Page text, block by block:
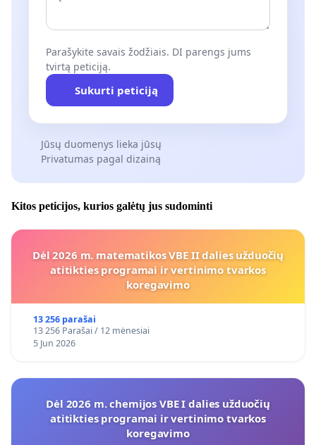
Parašykite savais žodžiais. DI parengs jums
tvirtą peticiją.
Sukurti peticiją
Jūsų duomenys lieka jūsų
Privatumas pagal dizainą
Kitos peticijos, kurios galėtų jus sudominti
Dėl 2026 m. matematikos VBE II dalies užduočių
atitikties programai ir vertinimo tvarkos
koregavimo
13 256 parašai
13 256 Parašai / 12 mėnesiai
5 Jun 2026
Dėl 2026 m. chemijos VBE I dalies užduočių
atitikties programai ir vertinimo tvarkos
koregavimo